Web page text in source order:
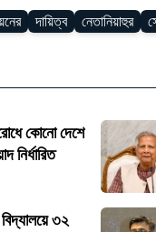
দায়িত্ব নেতানিয়াহুর
কোনো দেশে
নির্ধারিত
৩২